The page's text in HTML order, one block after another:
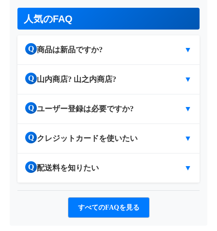
人気のFAQ
Q 商品は新品ですか? ▼
Q 山内商店? 山之内商店? ▼
Q ユーザー登録は必要ですか? ▼
Q クレジットカードを使いたい ▼
Q 配送料を知りたい ▼
すべてのFAQを見る